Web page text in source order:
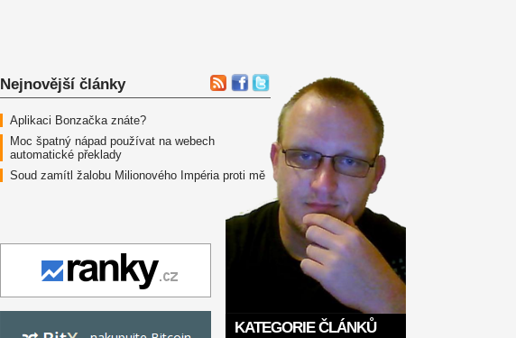
Nejnovější články
Aplikaci Bonzačka znáte?
Moc špatný nápad používat na webech
automatické překlady
Soud zamítl žalobu Milionového Impéria proti mě
KATEGORIE ČLÁNKŮ